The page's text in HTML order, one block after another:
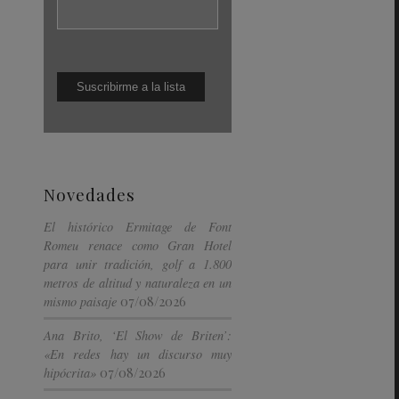
Novedades
El histórico Ermitage de Font
Romeu renace como Gran Hotel
para unir tradición, golf a 1.800
metros de altitud y naturaleza en un
mismo paisaje 07/08/2026
Ana Brito, ‘El Show de Briten’:
«En redes hay un discurso muy
hipócrita» 07/08/2026